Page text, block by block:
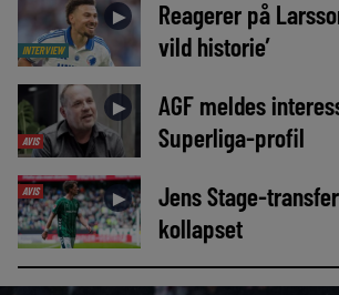
INTERVIEW
►
Reagerer på
vild historie’
AVIS
►
AGF meldes
Superliga-profil
AVIS ►
Jens Stage-
kollapset